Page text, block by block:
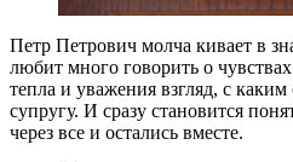
Петр Петрович молча кивает в
любит много говорить о
тепла и уважения взгляд, с
супругу. И сразу становится
через все и остались вместе.